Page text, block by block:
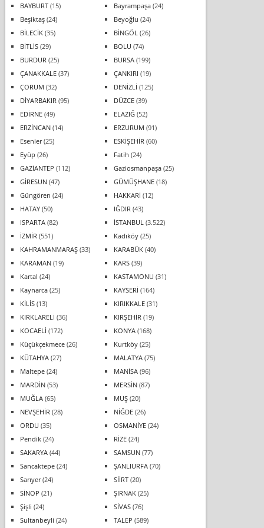
BAYBURT(15) Bayrampaşa(24)
Beşiktaş(24) Beyoğlu (24)
BİLECİK(35) BİNGÖL (26)
BİTLİS(29) BOLU (74)
BURDUR (25) BURSA(199)
ÇANAKKALE(37) ÇANKIRI (19)
ÇORUM (32) DENİZLİ (125)
DİYARBAKIR (95) DÜZCE(39)
EDİRNE(49) ELAZIĞ(52)
ERZİNCAN(14) ERZURUM (91)
Esenler(25) ESKİŞEHİR (60)
Eyüp (26) Fatih (24)
GAZİANTEP (112) Gaziosmanpaşa(25)
GİRESUN(47) GÜMÜŞHANE(18)
Güngören (24) HAKKARİ (12)
HATAY(50) IĞDIR (43)
ISPARTA(82) İSTANBUL (3.522)
İZMİR (551) Kadıköy(25)
KAHRAMANMARAŞ(33) KARABÜK(40)
KARAMAN(19) KARS(39)
Kartal (24) KASTAMONU (31)
Kaynarca(25) KAYSERİ (164)
KİLİS(13) KIRIKKALE(31)
KIRKLARELİ (36) KIRŞEHİR (19)
KOCAELİ (172) KONYA(168)
Küçükçekmece(26) Kurtköy(25)
KÜTAHYA(27) MALATYA(75)
Maltepe(24) MANİSA(96)
MARDİN(53) MERSİN(87)
MUĞLA(65) MUŞ(20)
NEVŞEHİR (28) NİĞDE(26)
ORDU (35) OSMANİYE(24)
Pendik(24) RİZE(24)
SAKARYA(44) SAMSUN(77)
Sancaktepe(24) ŞANLIURFA(70)
Sarıyer(24) SİİRT(20)
SİNOP (21) ŞIRNAK(25)
Şişli (24) SİVAS(76)
Sultanbeyli (24) TALEP (589)